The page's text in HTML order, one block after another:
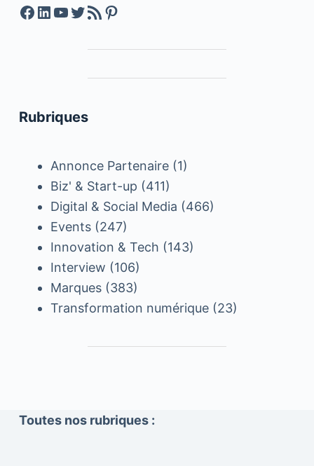
Facebook
LinkedIn
YouTube
Twitter
Feed RSSPinterest
Rubriques
Annonce Partenaire(1)
Biz' & Start-up (411)
Digital & Social Media (466)
Events(247)
Innovation & Tech (143)
Interview (106)
Marques(383)
Transformation numérique(23)
Toutes nos rubriques :